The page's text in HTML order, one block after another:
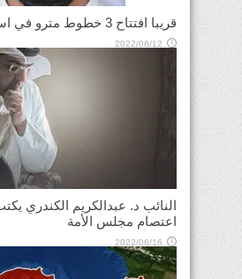
قريبا افتتاح 3 خطوط مترو في ⁧‫اسطنبول‬⁩
2022/08/12
النائب د. عبدالكريم الكندري
اعتصام مجلس الأمة
2022/06/16